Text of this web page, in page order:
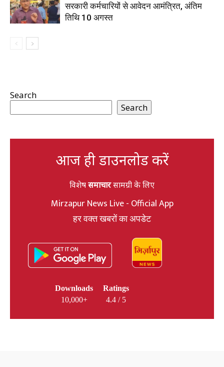
सरकारी कर्मचारियों से आवेदन आमंत्रित, अंतिम
तिथि 10 अगस्त
Search
Search
आज ही डाउनलोड करें
विशेषसमाचारसामग्री के लिए
Mirzapur News Live - Official App
हर वक्त खबरों का अपडेट
Downloads
10,000+
Ratings
4.4 / 5